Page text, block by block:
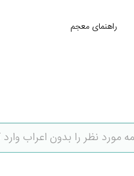
راهنمای معجم